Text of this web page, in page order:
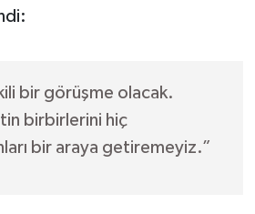
bir görüşme olacak.
birbirlerini hiç
bir araya getiremeyiz.”